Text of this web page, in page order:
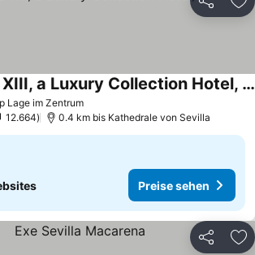
Teilen
Lage im ZentrumPreise sehen
Hotel Alfonso XIII, a Luxury Collection Hotel, Seville
12.664 0.4 km bis Kathedrale von Sevilla
Preise sehen
Teilen